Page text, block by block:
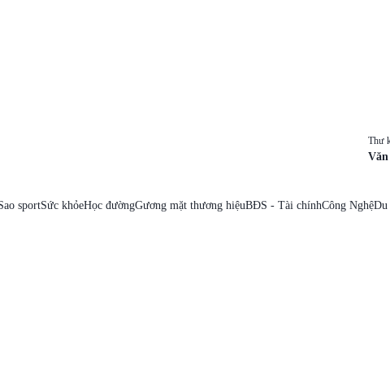
Thư
sportSức khỏeHọc đườngGương mặt thương hiệuBĐS - Tài chínhCông NghệDu